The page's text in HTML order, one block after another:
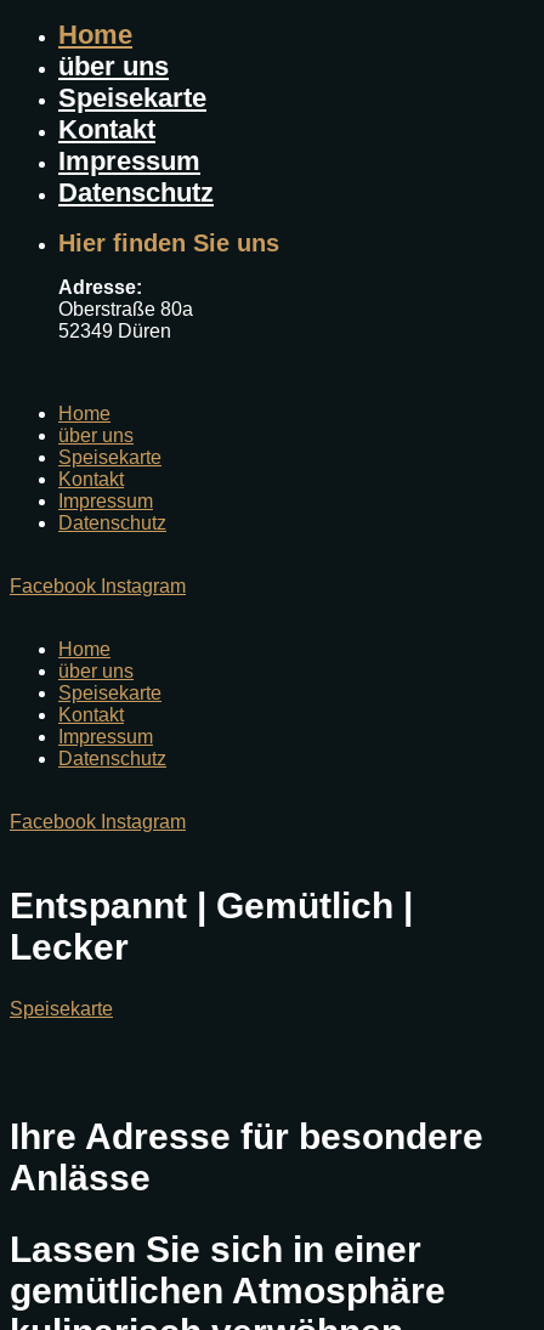
Home
über uns
Speisekarte
Kontakt
Impressum
Datenschutz
Hier finden Sie uns
Adresse:
Oberstraße 80a
52349 Düren
Home
über uns
Speisekarte
Kontakt
Impressum
Datenschutz
Facebook Instagram
Home
über uns
Speisekarte
Kontakt
Impressum
Datenschutz
Facebook Instagram
Entspannt | Gemütlich |
Lecker
Speisekarte
Ihre Adresse für besondere
Anlässe
Lassen Sie sich in einer
gemütlichen Atmosphäre